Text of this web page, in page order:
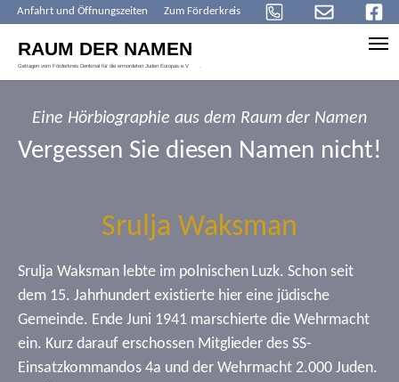
Anfahrt und Öffnungszeiten Zum Förderkreis
Eine Hörbiographie aus dem Raum der Namen
Vergessen Sie diesen Namen nicht!
Srulja Waksman
Srulja Waksman lebte im polnischen Luzk. Schon seit
dem 15. Jahrhundert existierte hier eine jüdische
Gemeinde. Ende Juni 1941 marschierte die Wehrmacht
ein. Kurz darauf erschossen Mitglieder des SS-
Einsatzkommandos 4a und der Wehrmacht 2.000 Juden.